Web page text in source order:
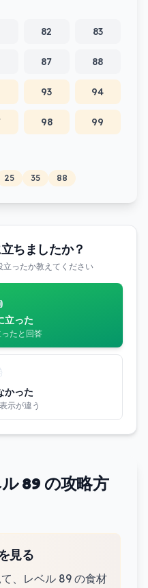
82 83
87 88
93 94
98 99
25 35 88
ちましたか？
立ったか教えてください
立った
たと回答
かった
示が違う
89 の攻略方
見る
、レベル 89 の食材